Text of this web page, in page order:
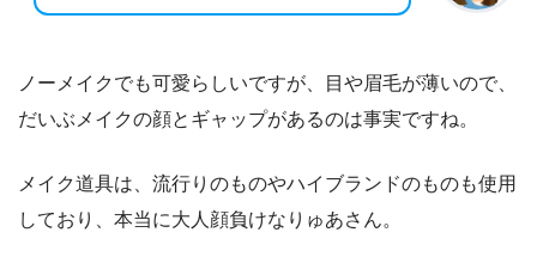
ノーメイクでも可愛らしいですが、目や眉毛が薄いので、
だいぶメイクの顔とギャップがあるのは事実ですね。
メイク道具は、流行りのものやハイブランドのものも使用
しており、本当に大人顔負けなりゅあさん。